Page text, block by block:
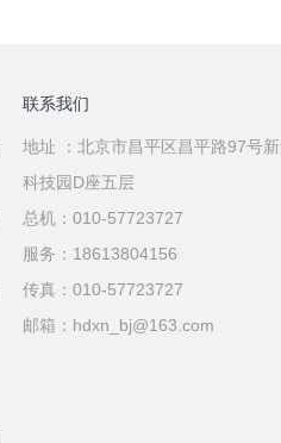
联系我们
地址 ：北京市昌平区昌平路97号
科技园D座五层
总机：010-57723727
服务：18613804156
传真：010-57723727
邮箱：hdxn_bj@163.com